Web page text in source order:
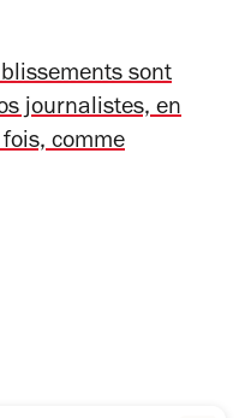
sont
journalistes, en
comme